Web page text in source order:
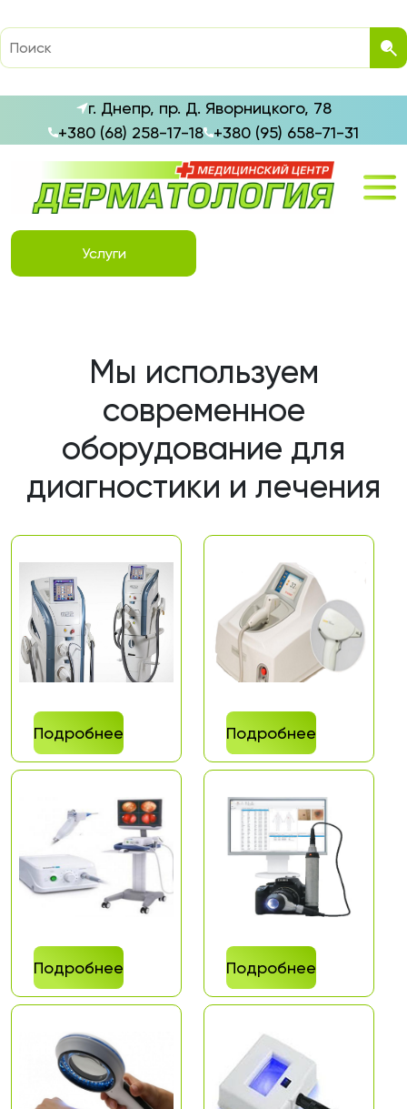
г. Днепр, пр. Д. Яворницкого, 78
+380 (68) 258-17-18 +380 (95) 658-71-31
Услуги
Мы используем
современное
оборудование для
диагностики и лечения
Подробнее Подробнее
Подробнее Подробнее